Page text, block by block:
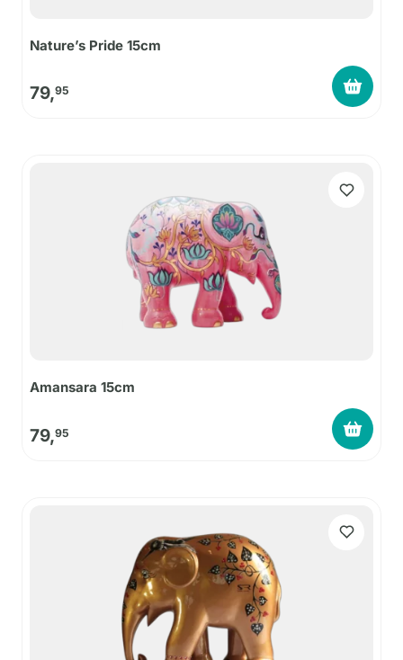
Nature’s Pride 15cm
79,95
Amansara 15cm
79,95